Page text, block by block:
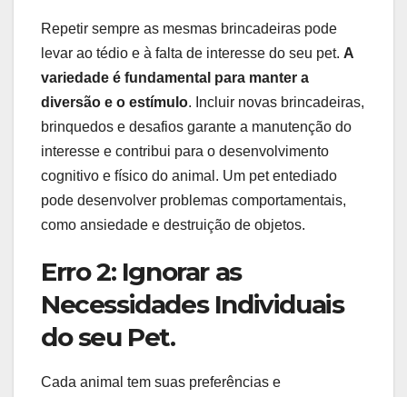
Repetir sempre as mesmas brincadeiras pode
levar ao tédio e à falta de interesse do seu pet. A
variedade é fundamental para manter a
diversão e o estímulo. Incluir novas brincadeiras,
brinquedos e desafios garante a manutenção do
interesse e contribui para o desenvolvimento
cognitivo e físico do animal. Um pet entediado
pode desenvolver problemas comportamentais,
como ansiedade e destruição de objetos.
Erro 2: Ignorar as
Necessidades Individuais
do seu Pet.
Cada animal tem suas preferências e